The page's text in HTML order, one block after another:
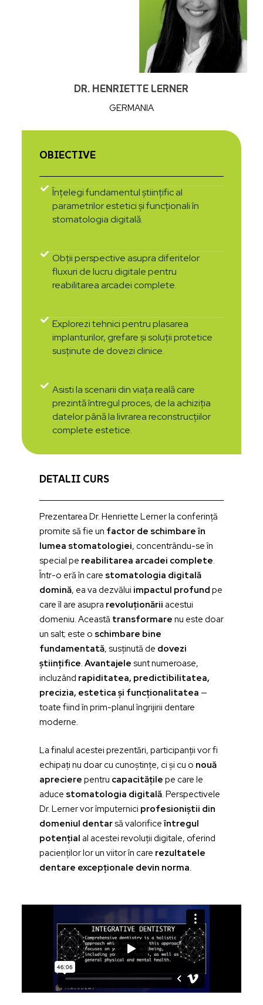
DR. HENRIETTE LERNER
GERMANIA
OBIECTIVE
Înțelegi fundamentul științific al
parametrilor estetici și funcționali în
stomatologia digitală.
Obții perspective asupra diferitelor
fluxuri de lucru digitale pentru
reabilitarea arcadei complete.
Explorezi tehnici pentru plasarea
implanturilor, grefare și soluții protetice
susținute de dovezi clinice.
Asisti la scenarii din viața reală care
prezintă întregul proces, de la achiziția
datelor până la livrarea reconstrucțiilor
complete estetice.
DETALII CURS
Prezentarea Dr. Henriette Lerner la conferință
promite să fie un factor de schimbare în
lumea stomatologiei, concentrându-se în
special pe reabilitarea arcadei complete.
Într-o eră în care stomatologia digitală
domină, ea va dezvălui impactul profund pe
care îl are asupra revoluționării acestui
domeniu. Această transformare nu este doar
un salt; este o schimbare bine
fundamentată, susținută de dovezi
științifice. Avantajele sunt numeroase,
incluzând rapiditatea, predictibilitatea,
precizia, estetica și funcționalitatea —
toate fiind în prim-planul îngrijirii dentare
moderne.
La finalul acestei prezentări, participanții vor fi
echipați nu doar cu cunoștințe, ci și cu o nouă
apreciere pentru capacitățile pe care le
aduce stomatologia digitală. Perspectivele
Dr. Lerner vor împuternici profesioniștii din
domeniul dentarsă valorificeîntregul
potențial al acestei revoluții digitale, oferind
pacienților lor un viitor în care rezultatele
dentare excepționale devin norma.